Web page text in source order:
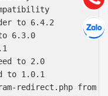
to 6.4.2
6.3.0
to 2.0
to 1.0.1
redirect.php from
Chát
Hợp tác